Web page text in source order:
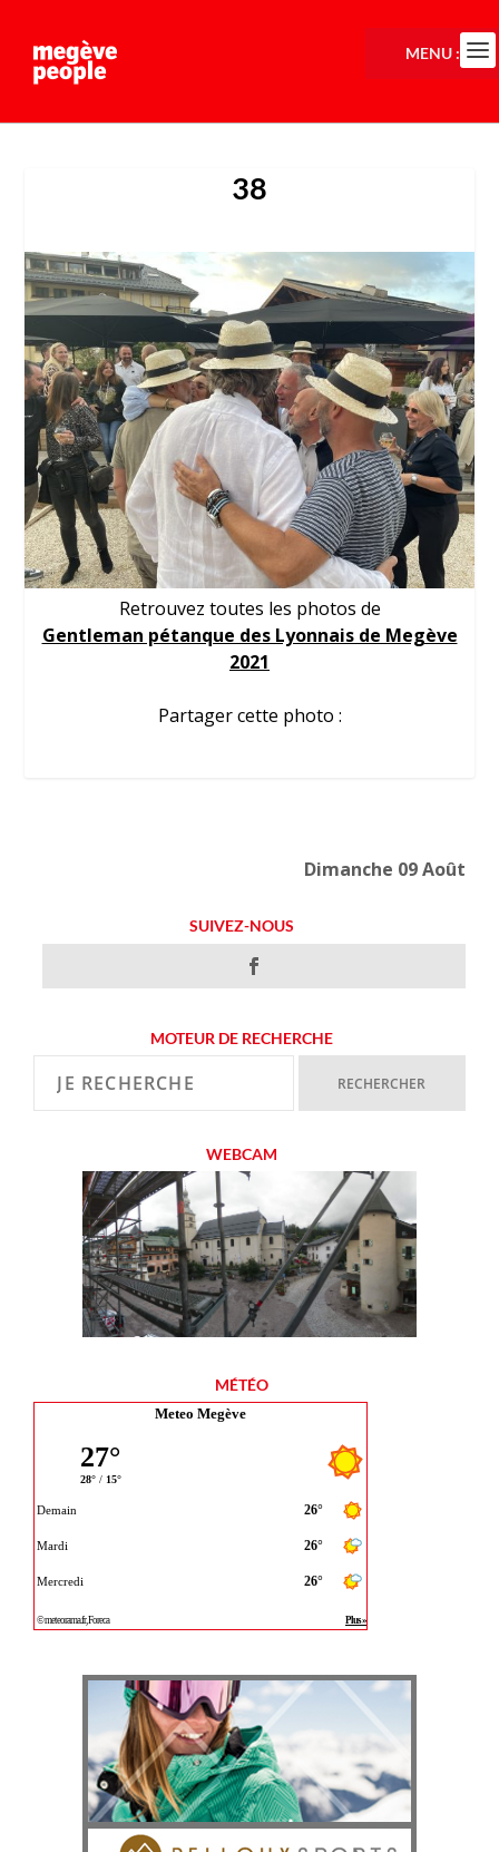
38
Retrouvez toutes les photos de
Gentleman pétanque des Lyonnais de Megève
2021
Partager cette photo :
Dimanche 09 Août
SUIVEZ-NOUS
MOTEUR DE RECHERCHE
WEBCAM
MÉTÉO
Meteo Megève
MENU :